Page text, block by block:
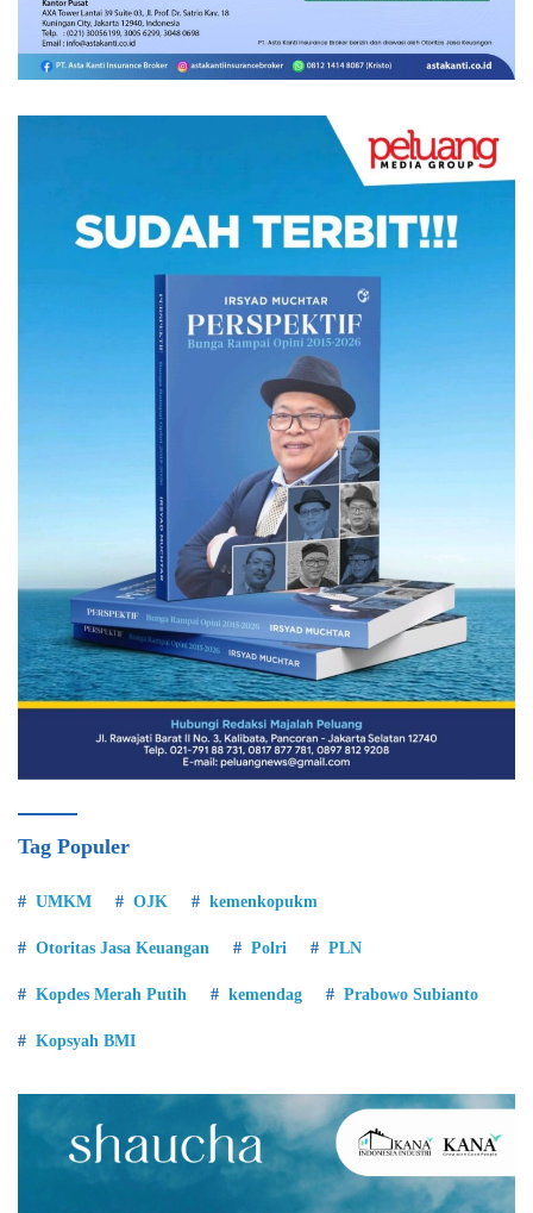
Tag Populer
UMKM OJK kemenkopukm
Otoritas Jasa Keuangan Polri PLN
Kopdes Merah Putih kemendag Prabowo Subianto
Kopsyah BMI